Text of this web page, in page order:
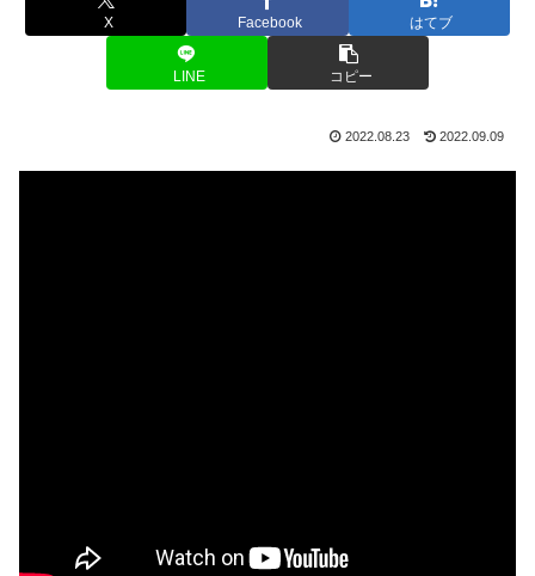
X Facebook はてブ
LINE コピー
2022.08.23 2022.09.09